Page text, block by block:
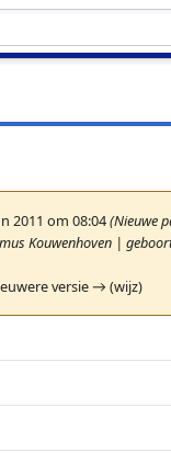
2011 om 08:04(Nieuwe
Kouwenhoven |
versie → (wijz)